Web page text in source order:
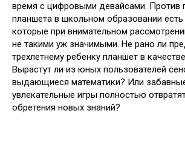
время с цифровыми девайсами. Против
планшета в школьном образовании есть
которые при внимательном
не такими уж значимыми. Не рано ли
трехлетнему ребенку планшет в
Вырастут ли из юных пользователей
выдающиеся математики? Или
увлекательные игры полностью
обретения новых знаний?